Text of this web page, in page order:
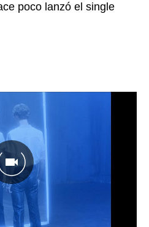
poco lanzó el single